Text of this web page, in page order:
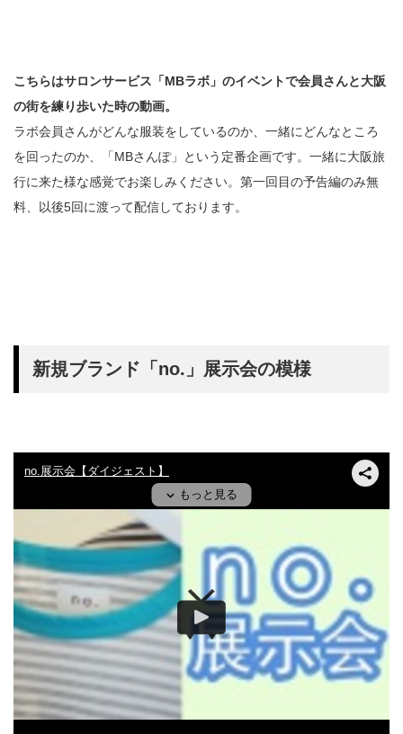
こちらはサロンサービス「MBラボ」のイベントで会員さんと大阪
の街を練り歩いた時の動画。
ラボ会員さんがどんな服装をしているのか、一緒にどんなところ
を回ったのか、「MBさんぽ」という定番企画です。一緒に大阪旅
行に来た様な感覚でお楽しみください。第一回目の予告編のみ無
料、以後5回に渡って配信しております。
新規ブランド「no.」展示会の模様